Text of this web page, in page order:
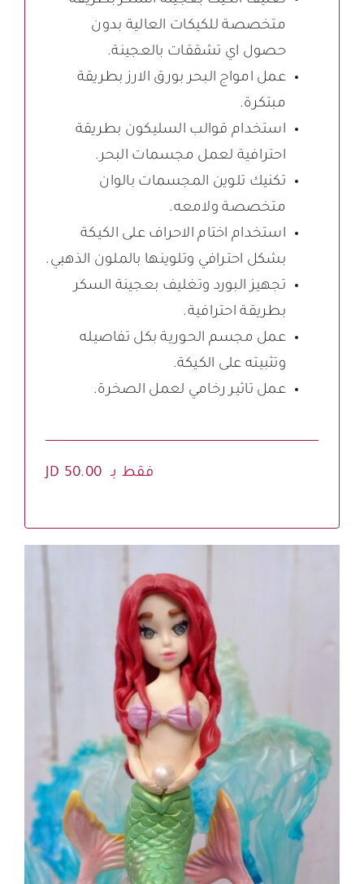
متخصصة للكيكات العالية بدون
حصول اي تشققات بالعجينة.
عمل امواج البحر بورق الارز بطريقة
مبتكرة.
استخدام قوالب السليكون بطريقة
احترافية لعمل مجسمات البحر.
تكنيك تلوين المجسمات بالوان
متخصصة ولامعه.
استخدام اختام الاحراف على الكيكة
بشكل احترافي وتلوينها بالملون الذهبي.
تجهيز البورد وتغليف بعجينة السكر
بطريقة احترافية.
عمل مجسم الحورية بكل تفاصيله
وتثبيته على الكيكة.
عمل تاثير رخامي لعمل الصخرة.
فقط بـ JD 50.00